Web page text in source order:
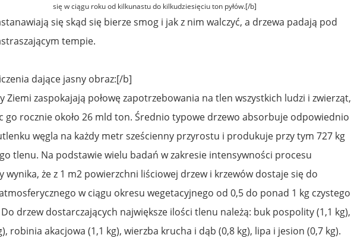
się w ciągu roku od kilkunastu do kilkudziesięciu ton pyłów.[/b]
się skąd się bierze smog i jak z nim walczyć, a drzewa padają pod
tempie.
dające jasny obraz:[/b]
Ziemi zaspokajają połowę zapotrzebowania na tlen wszystkich ludzi i zwierząt,
go rocznie około 26 mld ton. Średnio typowe drzewo absorbuje odpowiednio
węgla na każdy metr sześcienny przyrostu i produkuje przy tym 727 kg
tlenu. Na podstawie wielu badań w zakresie intensywności procesu
wynika, że z 1 m2 powierzchni liściowej drzew i krzewów dostaje się do
w ciągu okresu wegetacyjnego od 0,5 do ponad 1 kg czystego
drzew dostarczających największe ilości tlenu należą: buk pospolity (1,1 kg),
robinia akacjowa (1,1 kg), wierzba krucha i dąb (0,8 kg), lipa i jesion (0,7 kg).